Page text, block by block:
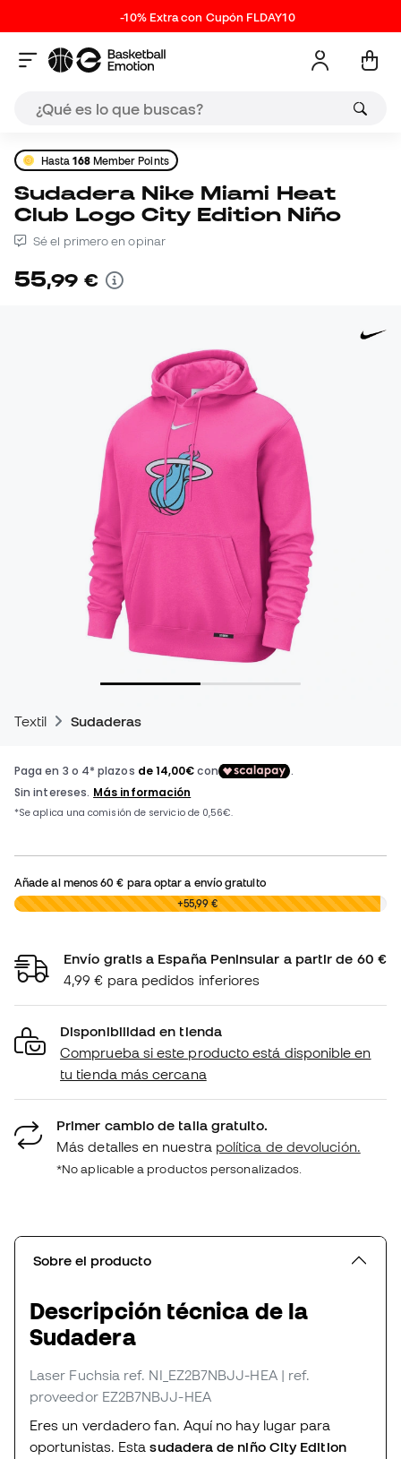
-10% Extra con Cupón FLDAY10
Hasta168Member Points
Sudadera Nike Miami Heat
Club Logo City Edition Niño
Sé el primero en opinar
55,99 €
Textil Sudaderas
Añade al menos60 € para optar a envío gratuito
0,00 € +55,99 €
Envío gratis a España Peninsular a partir de 60 €
4,99 € para pedidos inferiores
Disponibilidad en tienda
Comprueba si este producto está disponible en
tu tienda más cercana
Primer cambio de talla gratuito.
Más detalles en nuestra política de devolución.
*No aplicable a productos personalizados.
Sobre el producto
Descripción técnica de la
Sudadera
Laser Fuchsia ref. NI_EZ2B7NBJJ-HEA | ref.
proveedor EZ2B7NBJJ-HEA
Eres un verdadero fan. Aquí no hay lugar para
oportunistas. Estasudadera de niño City Edition